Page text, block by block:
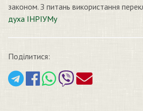
законом. З питань використання
духа ІНРІУМу
Поділитися: